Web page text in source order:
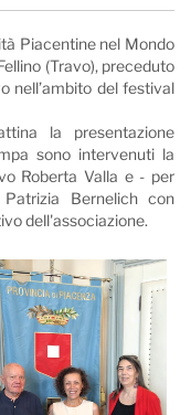
Piacentine nel Mondo
(Travo), preceduto
nell’ambito del festival
la presentazione
sono intervenuti la
Roberta Valla e - per
Bernelich con
dell'associazione.